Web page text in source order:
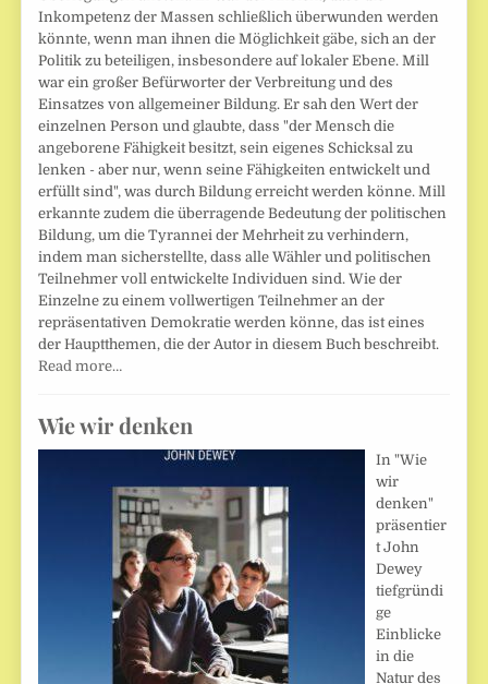
Inkompetenz der Massen schließlich überwunden werden
könnte, wenn man ihnen die Möglichkeit gäbe, sich an der
Politik zu beteiligen, insbesondere auf lokaler Ebene. Mill
war ein großer Befürworter der Verbreitung und des
Einsatzes von allgemeiner Bildung. Er sah den Wert der
einzelnen Person und glaubte, dass "der Mensch die
angeborene Fähigkeit besitzt, sein eigenes Schicksal zu
lenken - aber nur, wenn seine Fähigkeiten entwickelt und
erfüllt sind", was durch Bildung erreicht werden könne. Mill
erkannte zudem die überragende Bedeutung der politischen
Bildung, um die Tyrannei der Mehrheit zu verhindern,
indem man sicherstellte, dass alle Wähler und politischen
Teilnehmer voll entwickelte Individuen sind. Wie der
Einzelne zu einem vollwertigen Teilnehmer an der
repräsentativen Demokratie werden könne, das ist eines
der Hauptthemen, die der Autor in diesem Buch beschreibt.
Read more…
Wie wir denken
In "Wie
wir
denken"
präsentier
t John
Dewey
tiefgründi
ge
Einblicke
in die
Natur des